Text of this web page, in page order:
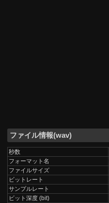
ファイル情報(wav)
秒数
フォーマット名
ファイルサイズ
ビットレート
サンプルレート
ビット深度 (bit)